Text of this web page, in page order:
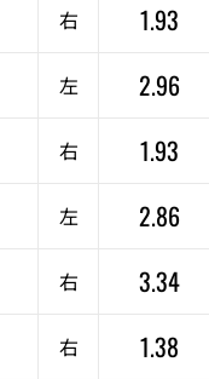
右 1.93
左 2.96
右 1.93
左 2.86
右 3.34
右 1.38